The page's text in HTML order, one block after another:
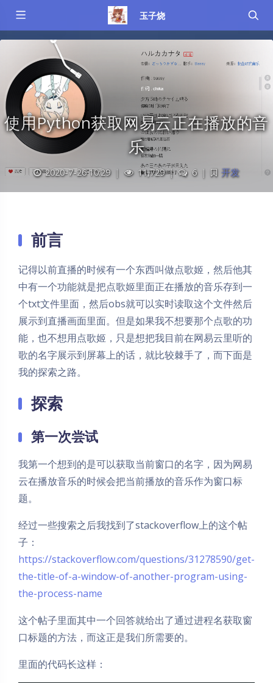
玉子烧
使用Python获取网易云正在播放的音
乐
2020-7-26 10:29 | 11,729 | 6 | 开发
前言
记得以前直播的时候有一个东西叫做点歌姬，然后他其
中有一个功能就是把点歌姬里面正在播放的音乐存到一
个txt文件里面，然后obs就可以实时读取这个文件然后
展示到直播画面里面。但是如果我不想要那个点歌的功
能，也不想用点歌姬，只是想把我目前在网易云里听的
歌的名字展示到屏幕上的话，就比较棘手了，而下面是
我的探索之路。
探索
第一次尝试
我第一个想到的是可以获取当前窗口的名字，因为网易
云在播放音乐的时候会把当前播放的音乐作为窗口标
题。
经过一些搜索之后我找到了stackoverflow上的这个帖
子：
https://stackoverflow.com/questions/31278590/get-
the-title-of-a-window-of-another-program-using-
the-process-name
这个帖子里面其中一个回答就给出了通过进程名获取窗
口标题的方法，而这正是我们所需要的。
里面的代码长这样：